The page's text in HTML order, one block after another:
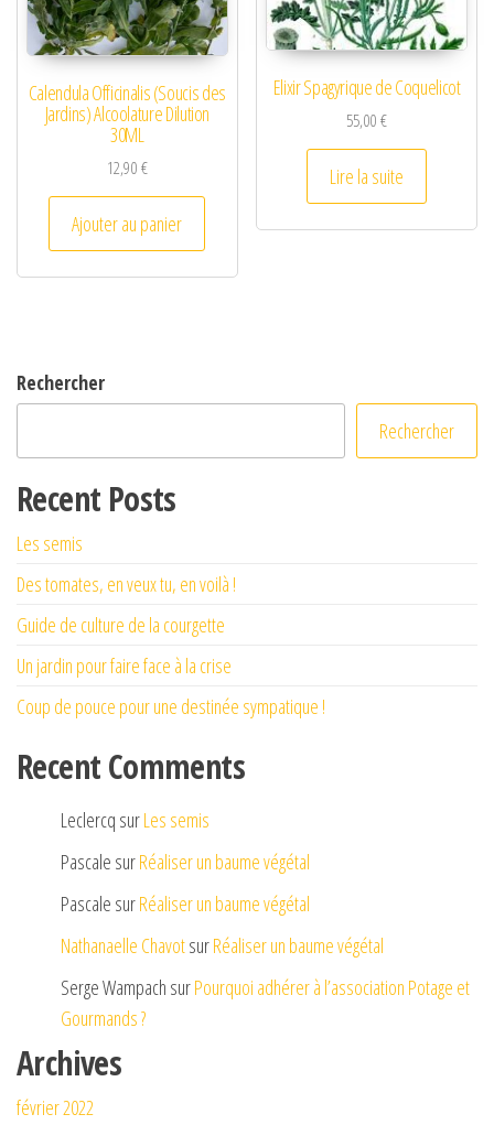
Calendula Officinalis (Soucis des
Jardins) Alcoolature Dilution
30ML
12,90€
Ajouter au panier
Elixir Spagyrique de Coquelicot
55,00€
Lire la suite
Rechercher
Rechercher
Recent Posts
Les semis
Des tomates, en veux tu, en voilà !
Guide de culture de la courgette
Un jardin pour faire face à la crise
Coup de pouce pour une destinée sympatique !
Recent Comments
Leclercq surLes semis
Pascale surRéaliser un baume végétal
Pascale surRéaliser un baume végétal
Nathanaelle ChavotsurRéaliser un baume végétal
Serge Wampach surPourquoi adhérer à l’association Potage et
Gourmands ?
Archives
février 2022